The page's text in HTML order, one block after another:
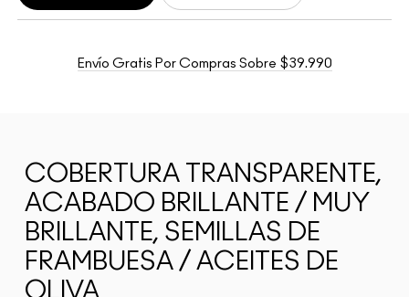
Envío Gratis Por Compras Sobre $39.990
COBERTURA TRANSPARENTE,
ACABADO BRILLANTE / MUY
BRILLANTE, SEMILLAS DE
FRAMBUESA / ACEITES DE
OLIVA